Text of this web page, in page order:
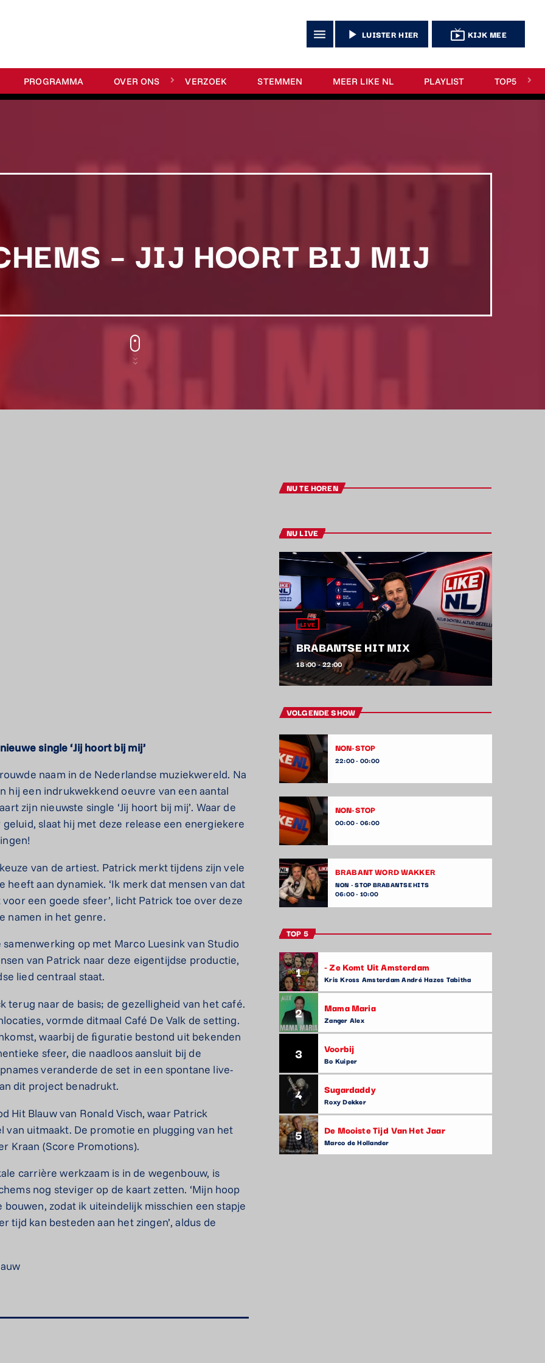
PROGRAMMA OVER ONS VERZOEK STEMMEN MEER LIKE NL PLAYLIST TOP5
menu play_arrow LUISTER HIER live_tv KIJK MEE
– JIJ HOORT BIJ MIJ
nieuwesingle ‘Jij hoort bij mij’
naam in de Nederlandse muziekwereld. Na
hij een indrukwekkend oeuvre van een aantal
zijn nieuwste single ‘Jij hoort bij mij’. Waar de
slaat hij met deze release een energiekere
van de artiest. Patrick merkt tijdens zijn vele
aan dynamiek. ‘Ik merk dat mensen van dat
een goede sfeer’, licht Patrick toe over deze
namen in het genre.
op met Marco Luesink van Studio
van Patrick naar deze eigentijdse productie,
lied centraal staat.
naar de basis; de gezelligheid van het café.
vormde ditmaal Café De Valk de setting.
waarbij de ﬁguratie bestond uit bekenden
sfeer, die naadloos aansluit bij de
veranderde de set in een spontane live-
dit project benadrukt.
Hit Blauw van Ronald Visch, waar Patrick
uitmaakt. De promotie en plugging van het
Kraan (Score Promotions).
carrière werkzaam is in de wegenbouw, is
nog steviger op de kaart zetten. ‘Mijn hoop
zodat ik uiteindelijk misschien een stapje
tijd kan besteden aan het zingen’, aldus de
NU TE HOREN
NU LIVE
LIVE
BRABANTSE HIT MIX
18:00 - 22:00
VOLGENDE SHOW
NON-STOP
22:00 - 00:00
NON-STOP
00:00 - 06:00
BRABANT WORD WAKKER
NON - STOP BRABANTSE HITS
06:00 - 10:00
TOP 5
1 - Ze Komt Uit Amsterdam
Kris Kross Amsterdam André Hazes Tabitha
2 Mama Maria
Zanger Alex
3 Voorbij
Bo Kuiper
4 Sugardaddy
Roxy Dekker
5 De Mooiste Tijd Van Het Jaar
Marco de Hollander